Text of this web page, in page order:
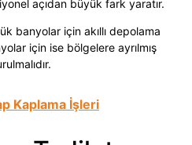
açıdan büyük fark yaratır.
banyolar için akıllı depolama
için ise bölgelere ayrılmış
Kaplama İşleri